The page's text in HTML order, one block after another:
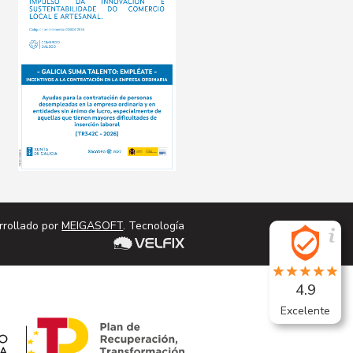
porMEIGASOFT. Tecnología
4.9
Excelente